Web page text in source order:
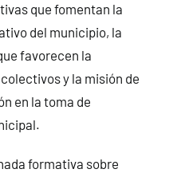
que fomentan la
del municipio, la
favorecen la
y la misión de
en la toma de
formativa sobre